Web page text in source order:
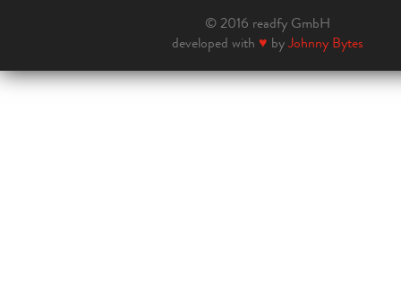
© 2016 readfy GmbH
developed with ♥ byJohnny Bytes